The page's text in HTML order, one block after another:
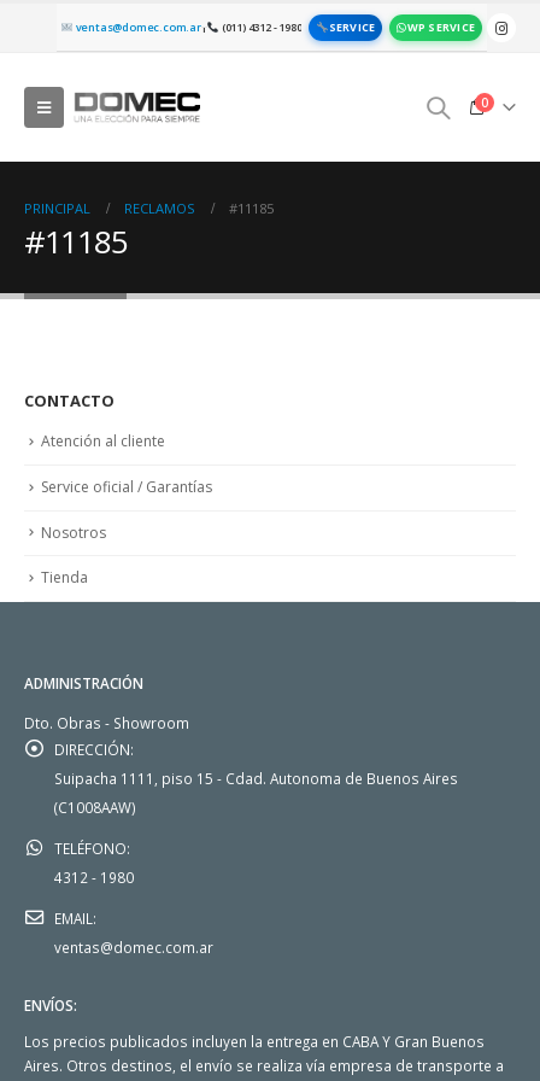
ventas@domec.com.ar| (011) 4312 - 1980 SERVICE WP SERVICE
0
PRINCIPAL RECLAMOS #11185
#11185
CONTACTO
Atención al cliente
Service oficial / Garantías
Nosotros
Tienda
ADMINISTRACIÓN
Dto. Obras - Showroom
DIRECCIÓN:
Suipacha 1111, piso 15 - Cdad. Autonoma de Buenos Aires
(C1008AAW)
TELÉFONO:
4312 - 1980
EMAIL:
ventas@domec.com.ar
ENVÍOS:
Los precios publicados incluyen la entrega en CABA Y Gran Buenos
Aires. Otros destinos, el envío se realiza vía empresa de transporte a